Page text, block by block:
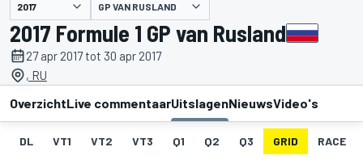
gepresenteerd door GP VAN RUSLAND
2017 Formule 1 GP van Rusland
27 apr 2017 tot 30 apr 2017
, RU
OverzichtLive commentaarUitslagenNieuwsVideo's
DL VT1 VT2 VT3 Q1 Q2 Q3 GRID RACE